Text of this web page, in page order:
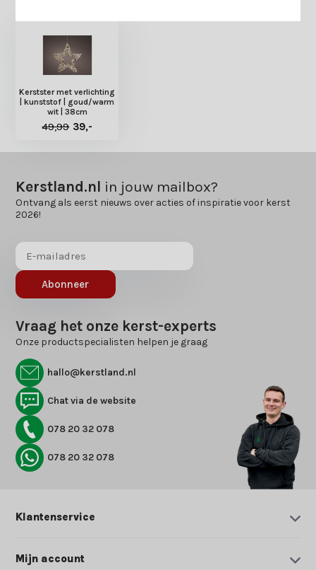
Kerstster met verlichting
| kunststof | goud/warm
wit | 38cm
49,99 39,-
Kerstland.nl in jouw mailbox?
Ontvang als eerst nieuws over acties of inspiratie voor kerst
2026!
Abonneer
Vraag het onze kerst-experts
Onze productspecialisten helpen je graag
hallo@kerstland.nl
Chat via de website
078 20 32 078
078 20 32 078
Klantenservice
Mijn account